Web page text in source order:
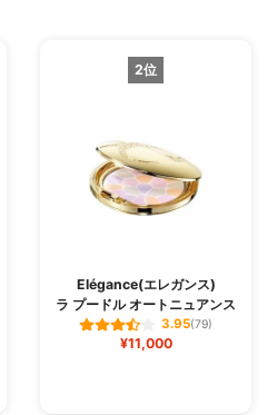
2位
Elégance(エレガンス)
ラ プードル オートニュアンス
3.95(79)
¥11,000